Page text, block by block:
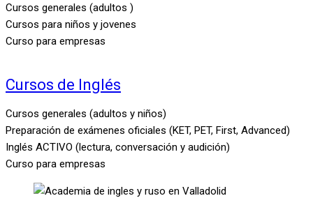
Cursos generales (adultos )
Cursos para niños y jovenes
Curso para empresas
Cursos de Inglés
Cursos generales (adultos y niños)
Preparación de exámenes oficiales (KET, PET, First, Advanced)
Inglés ACTIVO (lectura, conversación y audición)
Curso para empresas